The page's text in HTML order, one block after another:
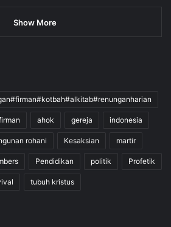
Show More
ahok gereja indonesia
rohani Kesaksian martir
Pendidikan politik Profetik
tubuh kristus